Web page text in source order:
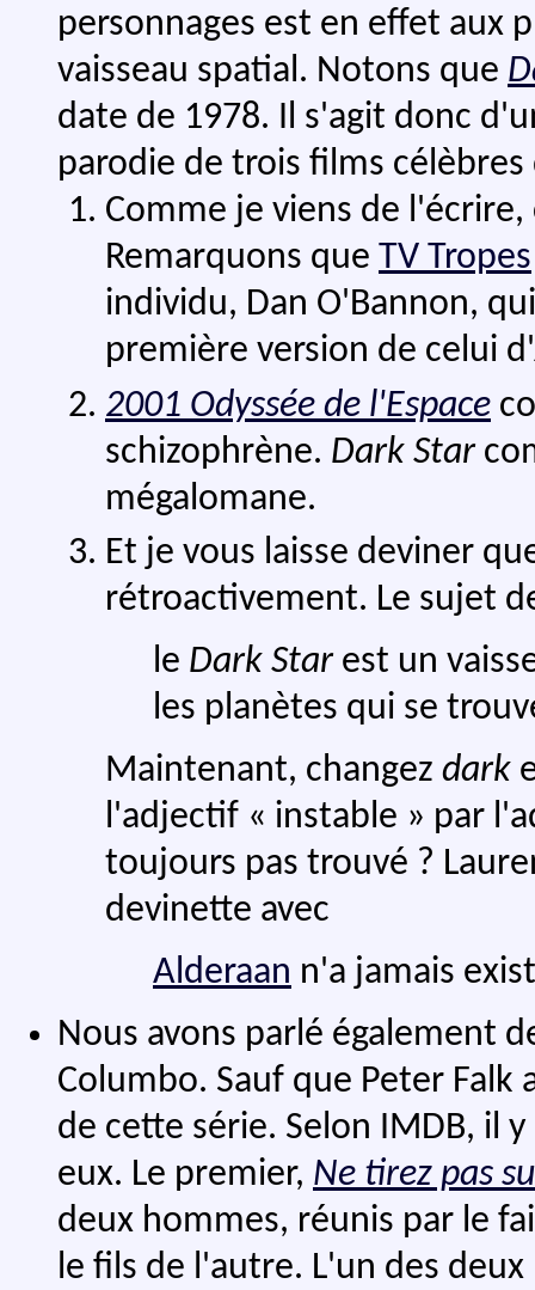
personnages est en effet aux
vaisseau spatial. Notons que
date de 1978. Il s'agit donc
parodie de trois films
Comme je viens de
Remarquons que TV Tropes
individu, Dan O'Bannon,
première version de celui d'
2001 Odyssée de l'Espace
schizophrène. Dark Star
mégalomane.
Et je vous laisse deviner
rétroactivement. Le sujet
le Dark Starest un
les planètes qui se
Maintenant, changez dark
l'adjectif « instable » par
toujours pas trouvé ?
devinette avec
Alderaan n'a jamais
Nous avons parlé également
Columbo. Sauf que Peter
de cette série. Selon IMDB, il
eux. Le premier, Ne tirez pas
deux hommes, réunis par le
le fils de l'autre. L'un des